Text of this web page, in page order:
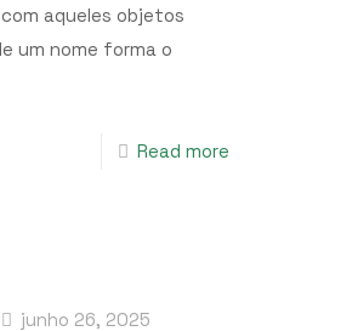
aqueles objetos
um nome forma o
Read more
junho 26, 2025